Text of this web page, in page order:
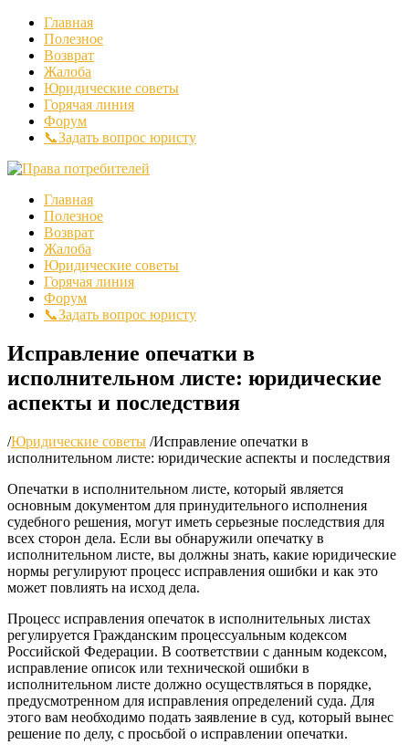
Главная
Полезное
Возврат
Жалоба
Юридические советы
Горячая линия
Форум
📞Задать вопрос юристу
Главная
Полезное
Возврат
Жалоба
Юридические советы
Горячая линия
Форум
📞Задать вопрос юристу
Исправление опечатки в
исполнительном листе: юридические
аспекты и последствия
/Юридические советы /Исправление опечатки в
исполнительном листе: юридические аспекты и последствия
Опечатки в исполнительном листе, который является
основным документом для принудительного исполнения
судебного решения, могут иметь серьезные последствия для
всех сторон дела. Если вы обнаружили опечатку в
исполнительном листе, вы должны знать, какие юридические
нормы регулируют процесс исправления ошибки и как это
может повлиять на исход дела.
Процесс исправления опечаток в исполнительных листах
регулируется Гражданским процессуальным кодексом
Российской Федерации. В соответствии с данным кодексом,
исправление описок или технической ошибки в
исполнительном листе должно осуществляться в порядке,
предусмотренном для исправления определений суда. Для
этого вам необходимо подать заявление в суд, который вынес
решение по делу, с просьбой о исправлении опечатки.